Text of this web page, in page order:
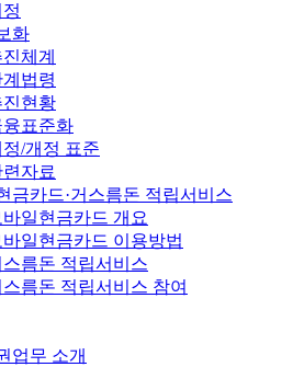
화
체계
계법령
진현황
융표준화
/개정 표준
련자료
금카드·거스름돈 적립서비스
바일현금카드 개요
바일현금카드 이용방법
스름돈 적립서비스
스름돈 적립서비스 참여
업무 소개